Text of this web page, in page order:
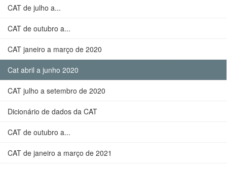
CAT de julho a...
CAT de outubro a...
CAT janeiro a março de 2020
Cat abril a junho 2020
CAT julho a setembro de 2020
Dicionário de dados da CAT
CAT de outubro a...
CAT de janeiro a março de 2021